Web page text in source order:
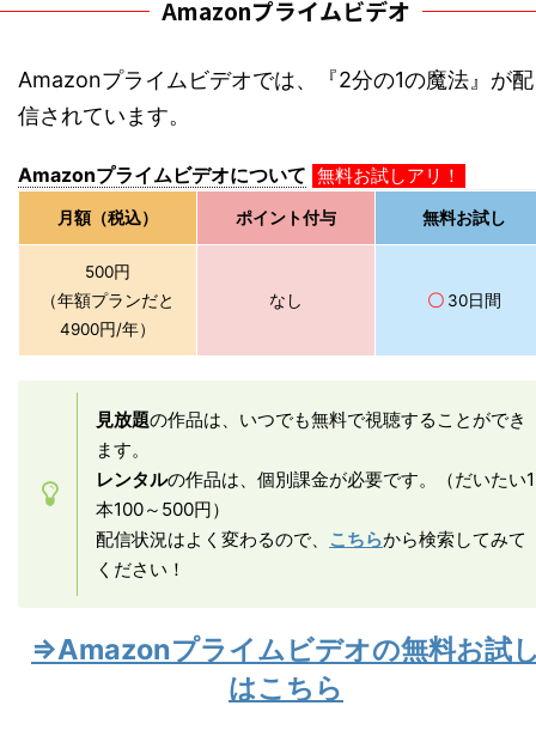
Amazonプライムビデオ
Amazonプライムビデオでは、『2分の1の魔法』が配
信されています。
Amazonプライムビデオについて 無料お試しアリ！
月額（税込） ポイント付与 無料お試し
500円
（年額プランだと
4900円/年）
なし 〇 30日間
見放題の作品は、いつでも無料で視聴することができ
ます。
レンタルの作品は、個別課金が必要です。（だいたい1
本100～500円）
配信状況はよく変わるので、 こちらから検索してみて
ください！
⇒Amazonプライムビデオの無料お試
はこちら